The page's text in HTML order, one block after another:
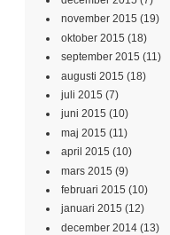
november 2015 (19)
oktober 2015 (18)
september 2015 (11)
augusti 2015 (18)
juli 2015 (7)
juni 2015 (10)
maj 2015 (11)
april 2015 (10)
mars 2015 (9)
februari 2015 (10)
januari 2015 (12)
december 2014 (13)